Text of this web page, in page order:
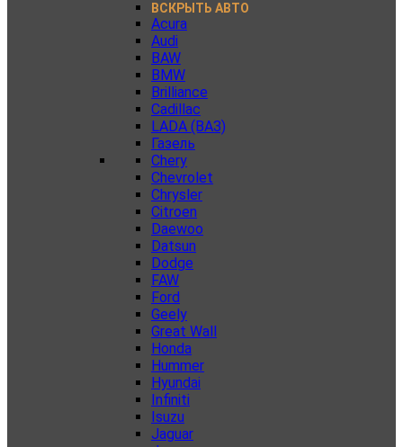
ВСКРЫТЬ АВТО
Acura
Audi
BAW
BMW
Brilliance
Cadillac
LADA (ВАЗ)
Газель
Chery
Chevrolet
Chrysler
Citroen
Daewoo
Datsun
Dodge
FAW
Ford
Geely
Great Wall
Honda
Hummer
Hyundai
Infiniti
Isuzu
Jaguar